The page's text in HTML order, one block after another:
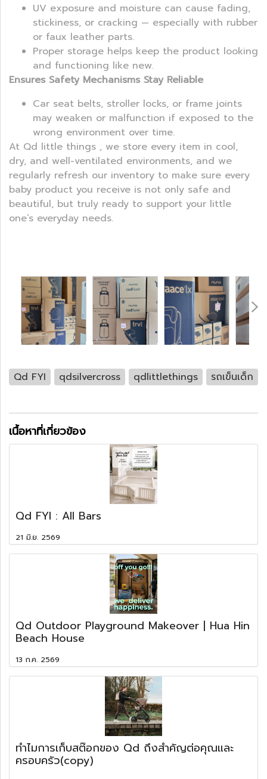
UV exposure and moisture can cause fading,
stickiness, or cracking — especially with rubber
or faux leather parts.
Proper storage helps keep the product looking
and functioning like new.
Ensures Safety Mechanisms Stay Reliable
Car seat belts, stroller locks, or frame joints
may weaken or malfunction if exposed to the
wrong environment over time.
At Qd little things , we store every item in cool,
dry, and well-ventilated environments, and we
regularly refresh our inventory to make sure every
baby product you receive is not only safe and
beautiful, but truly ready to support your little
one’s everyday needs.
Qd FYI qdsilvercross qdlittlethings รถเข็นเด็ก
เนื้อหาที่เกี่ยวข้อง
Qd FYI : All Bars
21 มิ.ย. 2569
Qd Outdoor Playground Makeover | Hua Hin
Beach House
13 ก.ค. 2569
ทำไมการเก็บสต๊อกของ Qd ถึงสำคัญต่อคุณและ
ครอบครัว(copy)